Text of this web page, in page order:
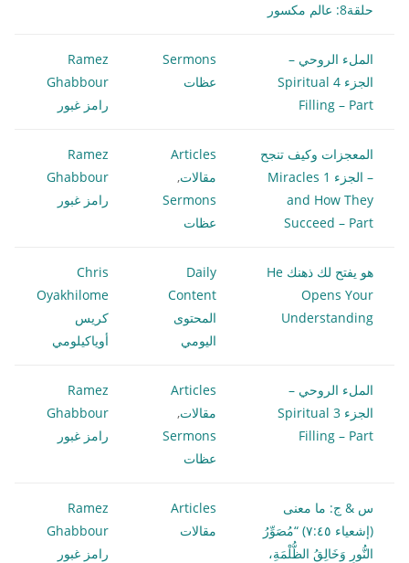
حلقة8: عالم مكسور
الملء الروحي –
الجزء 4 Spiritual
Filling – Part
Sermons
عظات
Ramez
Ghabbour
رامز غبور
المعجزات وكيف تنجح
– الجزء 1 Miracles
and How They
Succeed – Part
Articles
مقالات,
Sermons
عظات
Ramez
Ghabbour
رامز غبور
هو يفتح لك ذهنك He
Opens Your
Understanding
Daily
Content
المحتوى
اليومي
Chris
Oyakhilome
كريس
أوياكيلومي
الملء الروحي –
الجزء 3 Spiritual
Filling – Part
Articles
مقالات,
Sermons
عظات
Ramez
Ghabbour
رامز غبور
س & ج: ما معنى
(إشعياء ٧:٤٥) “مُصَوِّرُ
النُّورِ وَخَالِقُ الظُّلْمَةِ،
Articles
مقالات
Ramez
Ghabbour
رامز غبور